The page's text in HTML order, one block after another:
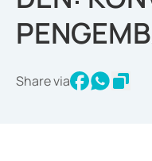
Share via